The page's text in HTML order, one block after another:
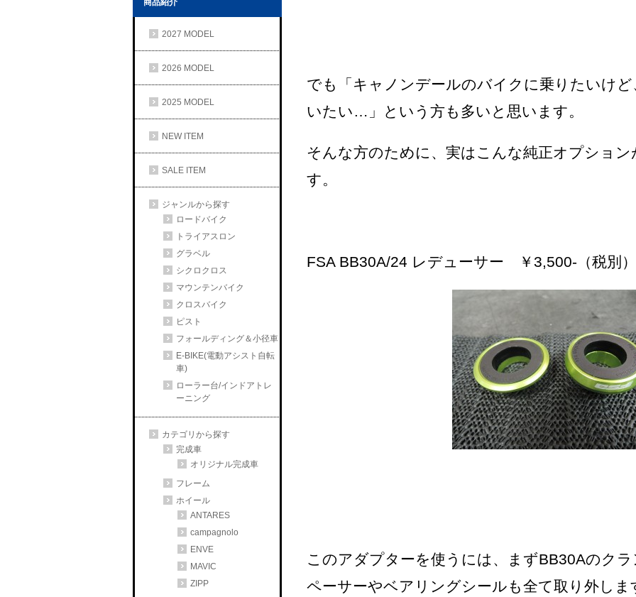
商品紹介
2027 MODEL
2026 MODEL
2025 MODEL
NEW ITEM
SALE ITEM
ジャンルから探す
ロードバイク
トライアスロン
グラベル
シクロクロス
マウンテンバイク
クロスバイク
ピスト
フォールディング＆小径車
E-BIKE(電動アシスト自転
車)
ローラー台/インドアトレ
ーニング
カテゴリから探す
完成車
オリジナル完成車
フレーム
ホイール
ANTARES
campagnolo
ENVE
MAVIC
ZIPP
でも「キャノンデールのバイクに乗りたいけ
いたい…」という方も多いと思います。
そんな方のために、実はこんな純正オプショ
す。
FSA BB30A/24 レデューサー ￥3,500-（税別）
このアダプターを使うには、まずBB30Aのク
ペーサーやベアリングシールも全て取り外しま